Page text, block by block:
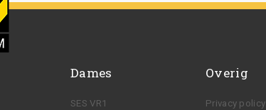
Dames
SES VR1
Overig
Privacy policy